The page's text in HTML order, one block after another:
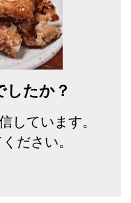
したか？
しています。
ださい。